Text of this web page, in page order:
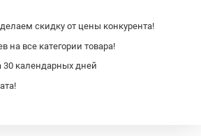
скидку от цены конкурента!
на все категории товара!
30 календарных дней